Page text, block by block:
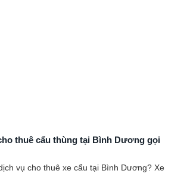
thuê cẩu thùng tại Bình Dương gọi
vụ cho thuê xe cẩu tại Bình Dương? Xe